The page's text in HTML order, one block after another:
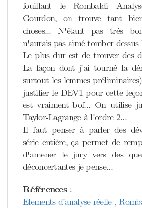
fouillant le Rombaldi
Gourdon, on trouve tant
choses... N'étant pas très
n'aurais pas aimé tomber
Le plus dur est de trouver des
La façon dont j'ai tourné la
surtout les lemmes
justifier le DEV1 pour cette
est vraiment bof... On utilise
Taylor-Lagrange à l'ordre 2...
Il faut penser à parler des
série entière, ça permet de
d'amener le jury vers des
déconcertantes je pense...
Références :
Elements d'analyse réelle ,